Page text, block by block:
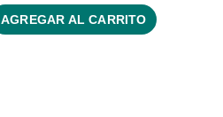
AGREGAR AL CARRITO